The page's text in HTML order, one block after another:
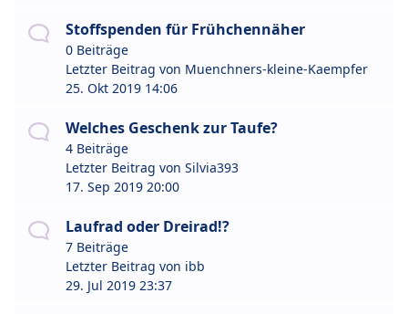
Stoffspenden für Frühchennäher
0 Beiträge
Letzter Beitrag von Muenchners-kleine-Kaempfer
25. Okt 2019 14:06
Welches Geschenk zur Taufe?
4 Beiträge
Letzter Beitrag von Silvia393
17. Sep 2019 20:00
Laufrad oder Dreirad!?
7 Beiträge
Letzter Beitrag von ibb
29. Jul 2019 23:37